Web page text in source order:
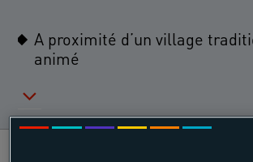
A proximité d’un village
animé